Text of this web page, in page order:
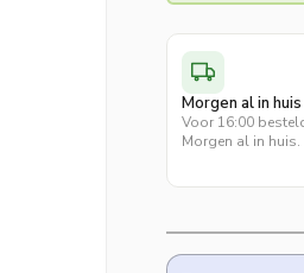
Morgen al in huis
Voor 16:00
Morgen al in huis.